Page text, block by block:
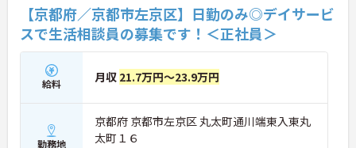
【京都府／京都市左京区】日勤のみ◎デイサービ
スで生活相談員の募集です！＜正社員＞
給料 月収 21.7万円～23.9万円
勤務地
京都府 京都市左京区 丸太町通川端東入東丸
太町１６